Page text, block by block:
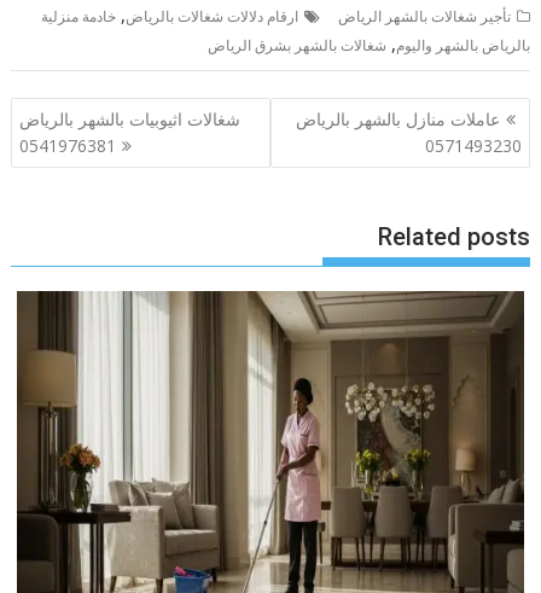
تأجير شغالات بالشهر الرياض ارقام دلالات شغالات بالرياض,خادمة منزلية
بالرياض بالشهر واليوم, شغالات بالشهر بشرق الرياض
تصفّح
المقالات
عاملات منازل بالشهر بالرياض
0571493230
شغالات اثيوبيات بالشهر بالرياض
0541976381
Related posts